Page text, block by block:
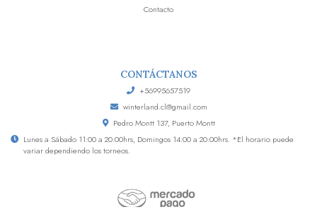
Contacto
CONTÁCTANOS
+56995657519
winterland.cl@gmail.com
Pedro Montt 137, Puerto Montt
Lunes a Sábado 11:00 a 20:00hrs, Domingos 14:00 a 20:00hrs. *El horario puede
variar dependiendo los torneos.